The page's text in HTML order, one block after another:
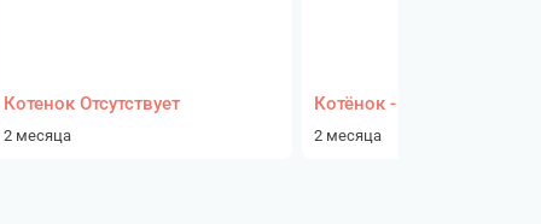
Котенок Отсутствует
2 месяца
Котёнок - девочка
2 месяца